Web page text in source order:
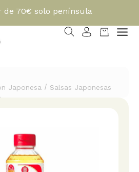
de 70€ solo península
Japonesa / Salsas Japonesas